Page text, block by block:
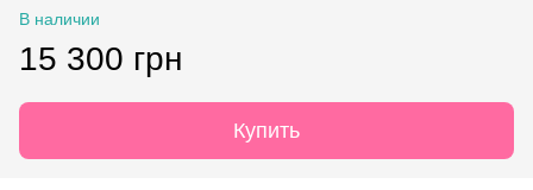
В наличии
15 300 грн
Купить